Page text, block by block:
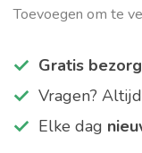
Toevoegen om te
Gratis
Vragen? Altijd
Elke dag